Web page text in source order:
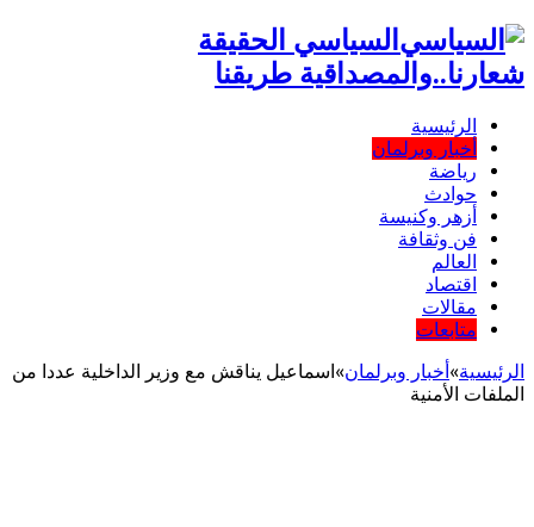
السياسي الحقيقة
شعارنا..والمصداقية طريقنا
الرئيسية
أخبار وبرلمان
رياضة
حوادث
أزهر وكنيسة
فن وثقافة
العالم
اقتصاد
مقالات
متابعات
الرئيسية»أخبار وبرلمان»اسماعيل يناقش مع وزير الداخلية عددا من
الملفات الأمنية